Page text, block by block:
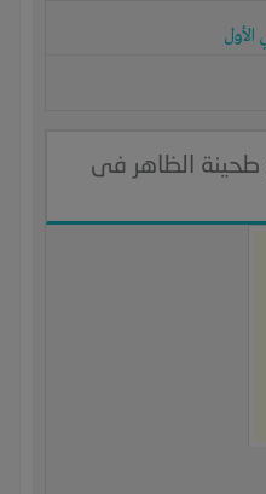
الأول
طحينة الظاهر فى